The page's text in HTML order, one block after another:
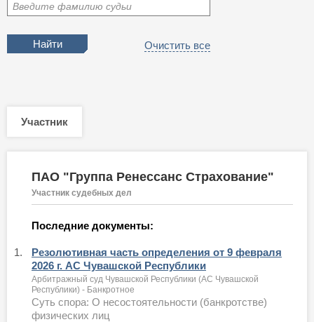
Введите фамилию судьи
Очистить все
Участник
ПАО "Группа Ренессанс Страхование"
Участник судебных дел
Последние документы:
1.
Резолютивная часть определения от 9 февраля
2026 г. АС Чувашской Республики
Арбитражный суд Чувашской Республики (АС Чувашской
Республики) - Банкротное
Суть спора: О несостоятельности (банкротстве)
физических лиц